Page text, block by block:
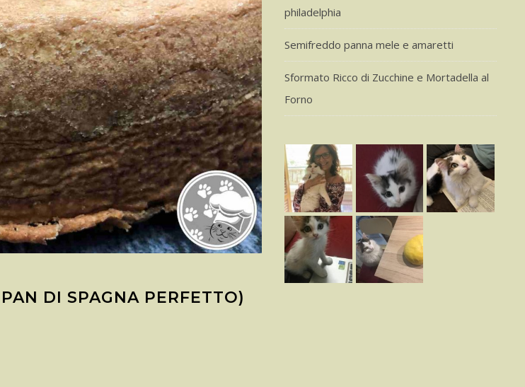
DI SPAGNA PERFETTO)
philadelphia
Semifreddo panna mele e amaretti
Sformato Ricco di Zucchine e Mortadella al
Forno